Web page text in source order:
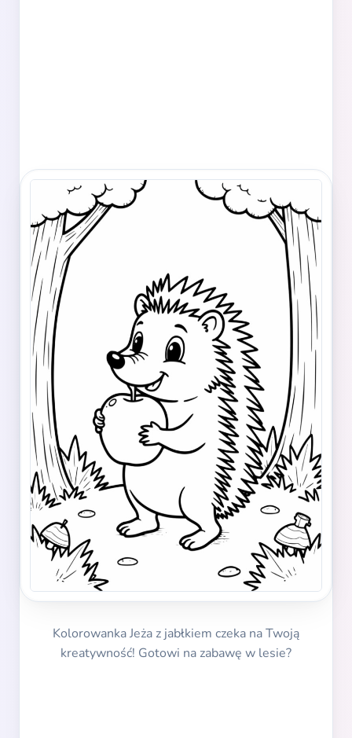
Kolorowanka Jeża z jabłkiem czeka na Twoją
kreatywność! Gotowi na zabawę w lesie?